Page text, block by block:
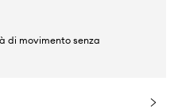
di movimento senza